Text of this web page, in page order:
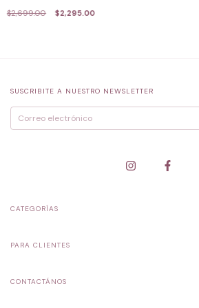
$2,699.00 $2,295.00
SUSCRIBITE A NUESTRO NEWSLETTER
CATEGORÍAS
PARA CLIENTES
CONTACTÁNOS